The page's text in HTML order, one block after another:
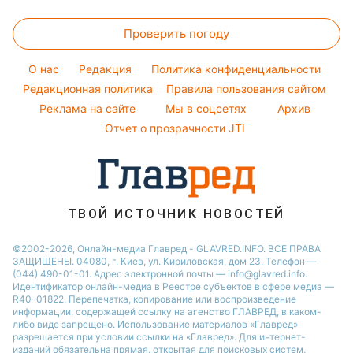
Новости Житомира
Новости Одессы
Курс валют
Погода на сегодня
Погода на завтра
Пылевая буря
Окрашивание волос
Красивый маникюр
Модные ошибки
Новости моды
Советы от Андре Тана
Проверить погоду
O нас Редакция
Политика конфиденциальности
Редакционная политика
Правила пользования сайтом
Реклама на сайте
Мы в соцсетях
Архив
Отчет о прозрачности JTI
ТВОЙ ИСТОЧНИК НОВОСТЕЙ
©2002-2026, Онлайн-медиа Главред - GLAVRED.INFO. ВСЕ ПРАВА
ЗАЩИЩЕНЫ. 04080, г. Киев, ул. Кириловская, дом 23. Телефон —
(044) 490-01-01. Адрес электронной почты — info@glavred.info.
Идентификатор онлайн-медиа в Реестре cубъектов в сфере медиа —
R40-01822. Перепечатка, копирование или воспроизведение
информации, содержащей ссылку на агенство ГЛАВРЕД, в каком-
либо виде запрещено. Использование материалов «Главред»
разрешается при условии ссылки на «Главред». Для интернет-
изданий обязательна прямая, открытая для поисковых систем,